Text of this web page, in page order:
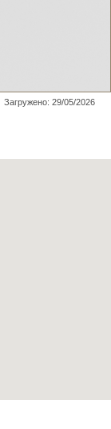
Загружено: 29/05/2026